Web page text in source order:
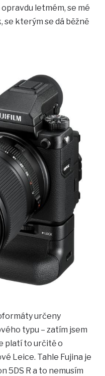
letmém, se mé
se kterým se dá běžně
určeny
typu – zatím jsem
platí to určitě o
Leice. Tahle Fujina je
5DS R a to nemusím